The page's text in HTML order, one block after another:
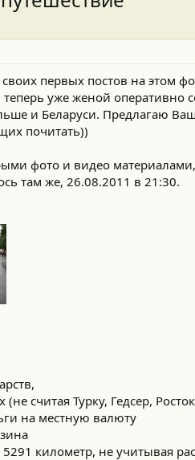
первых постов на этом
уже женой
и Беларуси. Предлагаю
почитать))
фото и видео
там же, 26.08.2011 в 21:30.
(не считая Турку, Гедсер,
на местную валюту
километр, не учитывая